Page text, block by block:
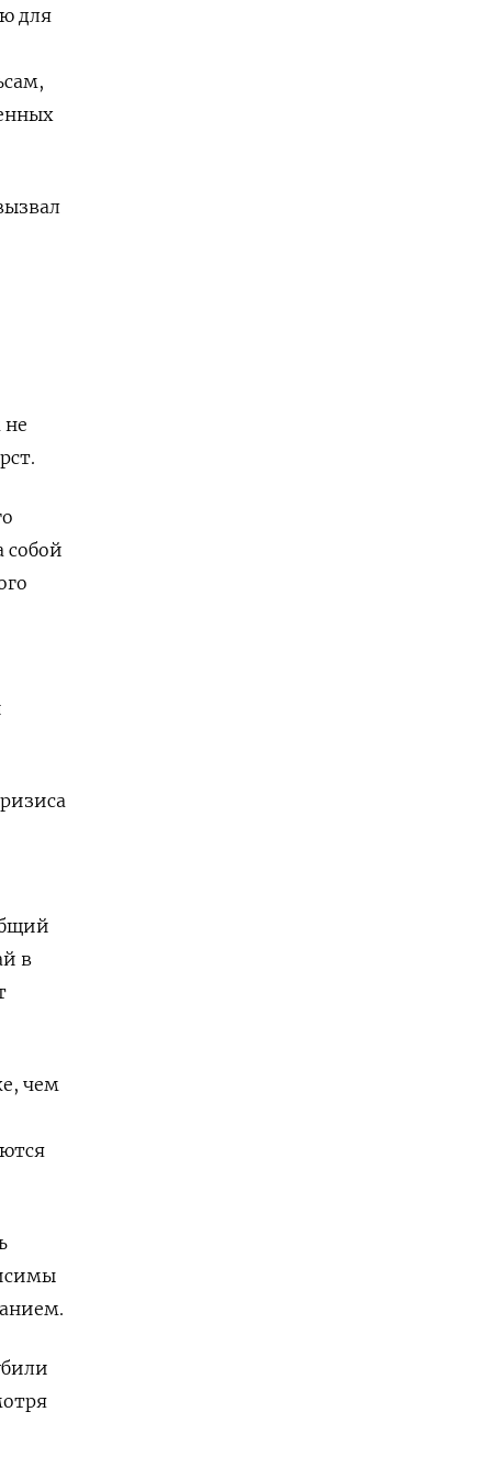
для
не
собой
в
чем